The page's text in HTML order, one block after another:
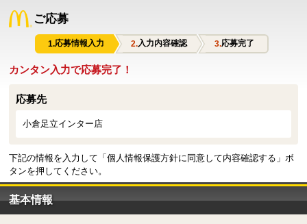
ご応募
応募情報入力 入力内容確認 応募完了
カンタン入力で応募完了！
応募先
小倉足立インター店
下記の情報を入力して「個人情報保護方針に同意して内容確認する」ボ
タンを押してください。
基本情報